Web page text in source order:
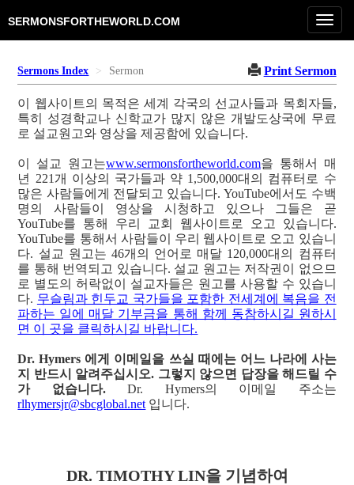
SERMONSFORTHEWORLD.COM
Sermons Index Sermon Print Sermon
이 웹사이트의 목적은 세계 각국의 선교사들과 목회자들,
특히 성경학교나 신학교가 많지 않은 개발도상국에 무료
로 설교원고와 영상을 제공함에 있습니다.
이 설교 원고는www.sermonsfortheworld.com을 통해서 매
년 221개 이상의 국가들과 약 1,500,000대의 컴퓨터로 수
많은 사람들에게 전달되고 있습니다. YouTube에서도 수백
명의 사람들이 영상을 시청하고 있으나 그들은 곧
YouTube를 통해 우리 교회 웹사이트로 오고 있습니다.
YouTube를 통해서 사람들이 우리 웹사이트로 오고 있습니
다. 설교 원고는 46개의 언어로 매달 120,000대의 컴퓨터
를 통해 번역되고 있습니다. 설교 원고는 저작권이 없으므
로 별도의 허락없이 설교자들은 원고를 사용할 수 있습니
다. 무슬림과 힌두교 국가들을 포함한 전세계에 복음을 전
파하는 일에 매달 기부금을 통해 함께 동참하시길 원하시
면 이 곳을 클릭하시길 바랍니다.
Dr. Hymers 에게 이메일을 쓰실 때에는 어느 나라에 사는
지 반드시 알려주십시오. 그렇지 않으면 답장을 해드릴 수
가 없습니다.Dr. Hymers의 이메일 주소는
rlhymersjr@sbcglobal.net 입니다.
DR. TIMOTHY LIN을 기념하여